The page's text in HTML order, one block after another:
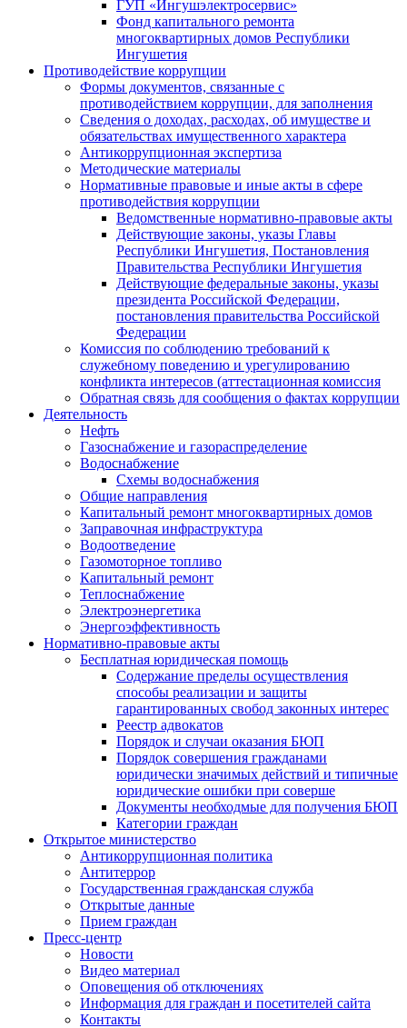
ГУП «Ингушэлектросервис»
Фонд капитального ремонта
многоквартирных домов Республики
Ингушетия
Противодействие коррупции
Формы документов, связанные с
противодействием коррупции, для заполнения
Сведения о доходах, расходах, об имуществе и
обязательствах имущественного характера
Антикоррупционная экспертиза
Методические материалы
Нормативные правовые и иные акты в сфере
противодействия коррупции
Ведомственные нормативно-правовые акты
Действующие законы, указы Главы
Республики Ингушетия, Постановления
Правительства Республики Ингушетия
Действующие федеральные законы, указы
президента Российской Федерации,
постановления правительства Российской
Федерации
Комиссия по соблюдению требований к
служебному поведению и урегулированию
конфликта интересов (аттестационная комиссия
Обратная связь для сообщения о фактах коррупции
Деятельность
Нефть
Газоснабжение и газораспределение
Водоснабжение
Схемы водоснабжения
Общие направления
Капитальный ремонт многоквартирных домов
Заправочная инфраструктура
Водоотведение
Газомоторное топливо
Капитальный ремонт
Теплоснабжение
Электроэнергетика
Энергоэффективность
Нормативно-правовые акты
Бесплатная юридическая помощь
Содержание пределы осуществления
способы реализации и защиты
гарантированных свобод законных интерес
Реестр адвокатов
Порядок и случаи оказания БЮП
Порядок совершения гражданами
юридически значимых действий и типичные
юридические ошибки при соверше
Документы необходмые для получения БЮП
Категории граждан
Открытое министерство
Антикоррупционная политика
Антитеррор
Государственная гражданская служба
Открытые данные
Прием граждан
Пресс-центр
Новости
Видео материал
Оповещения об отключениях
Информация для граждан и посетителей сайта
Контакты